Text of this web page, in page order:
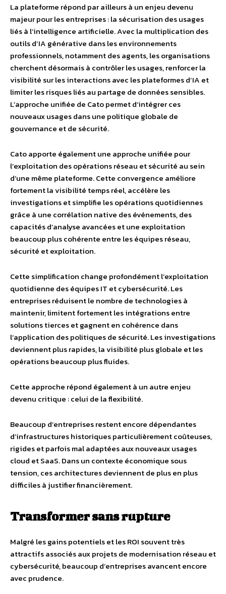
La plateforme répond par ailleurs à un enjeu devenu
majeur pour les entreprises : la sécurisation des usages
liés à l’intelligence artificielle. Avec la multiplication des
outils d’IA générative dans les environnements
professionnels, notamment des agents, les organisations
cherchent désormais à contrôler les usages, renforcer la
visibilité sur les interactions avec les plateformes d’IA et
limiter les risques liés au partage de données sensibles.
L’approche unifiée de Cato permet d’intégrer ces
nouveaux usages dans une politique globale de
gouvernance et de sécurité.
Cato apporte également une approche unifiée pour
l’exploitation des opérations réseau et sécurité au sein
d’une même plateforme. Cette convergence améliore
fortement la visibilité temps réel, accélère les
investigations et simplifie les opérations quotidiennes
grâce à une corrélation native des événements, des
capacités d’analyse avancées et une exploitation
beaucoup plus cohérente entre les équipes réseau,
sécurité et exploitation.
Cette simplification change profondément l’exploitation
quotidienne des équipes IT et cybersécurité. Les
entreprises réduisent le nombre de technologies à
maintenir, limitent fortement les intégrations entre
solutions tierces et gagnent en cohérence dans
l’application des politiques de sécurité. Les investigations
deviennent plus rapides, la visibilité plus globale et les
opérations beaucoup plus fluides.
Cette approche répond également à un autre enjeu
devenu critique : celui de la flexibilité.
Beaucoup d’entreprises restent encore dépendantes
d’infrastructures historiques particulièrement coûteuses,
rigides et parfois mal adaptées aux nouveaux usages
cloud et SaaS. Dans un contexte économique sous
tension, ces architectures deviennent de plus en plus
difficiles à justifier financièrement.
Transformer sans rupture
Malgré les gains potentiels et les ROI souvent très
attractifs associés aux projets de modernisation réseau et
cybersécurité, beaucoup d’entreprises avancent encore
avec prudence.